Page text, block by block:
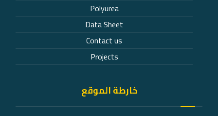
Polyurea
Data Sheet
Contact us
Projects
خارطة الموقع